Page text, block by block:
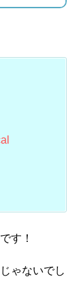
す！
ゃないでし